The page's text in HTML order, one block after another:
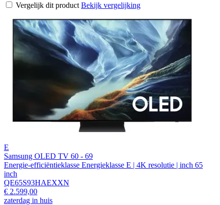
Vergelijk dit product Bekijk vergelijking
E
Samsung OLED TV 60 - 69
Energie-efficiëntieklasse Energieklasse E | 4K resolutie | inch 65
inch
QE65S93HAEXXN
€ 2.599,00
zaterdag in huis